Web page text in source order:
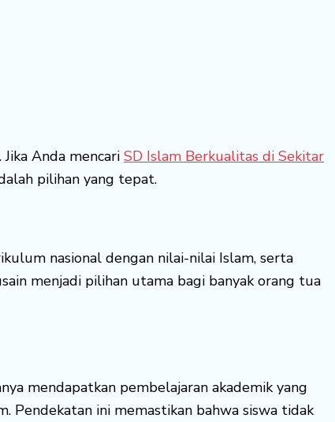
Anda mencari SD Islam Berkualitas di Sekitar
pilihan yang tepat.
nasional dengan nilai-nilai Islam, serta
menjadi pilihan utama bagi banyak orang tua
mendapatkan pembelajaran akademik yang
Pendekatan ini memastikan bahwa siswa tidak